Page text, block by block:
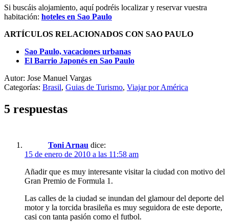
Si buscáis alojamiento, aquí podréis localizar y reservar vuestra
habitación: hoteles en Sao Paulo
ARTÍCULOS RELACIONADOS CON SAO PAULO
Sao Paulo, vacaciones urbanas
El Barrio Japonés en Sao Paulo
Autor: Jose Manuel Vargas
Categorías: Brasil, Guias de Turismo, Viajar por América
5 respuestas
Toni Arnau dice:
15 de enero de 2010 a las 11:58 am
Añadir que es muy interesante visitar la ciudad con motivo del
Gran Premio de Formula 1.
Las calles de la ciudad se inundan del glamour del deporte del
motor y la torcida brasileña es muy seguidora de este deporte,
casi con tanta pasión como el futbol.